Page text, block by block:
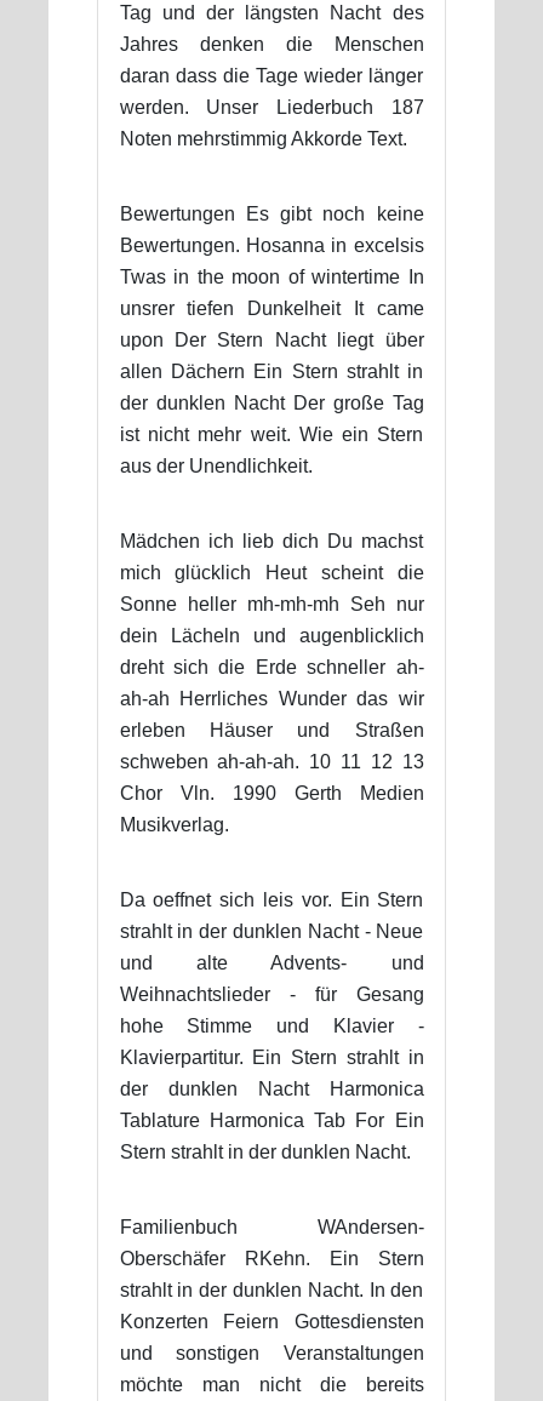
Tag und der längsten Nacht des
Jahres denken die Menschen
daran dass die Tage wieder länger
werden. Unser Liederbuch 187
Noten mehrstimmig Akkorde Text.
Bewertungen Es gibt noch keine
Bewertungen. Hosanna in excelsis
Twas in the moon of wintertime In
unsrer tiefen Dunkelheit It came
upon Der Stern Nacht liegt über
allen Dächern Ein Stern strahlt in
der dunklen Nacht Der große Tag
ist nicht mehr weit. Wie ein Stern
aus der Unendlichkeit.
Mädchen ich lieb dich Du machst
mich glücklich Heut scheint die
Sonne heller mh-mh-mh Seh nur
dein Lächeln und augenblicklich
dreht sich die Erde schneller ah-
ah-ah Herrliches Wunder das wir
erleben Häuser und Straßen
schweben ah-ah-ah. 10 11 12 13
Chor Vln. 1990 Gerth Medien
Musikverlag.
Da oeffnet sich leis vor. Ein Stern
strahlt in der dunklen Nacht - Neue
und alte Advents- und
Weihnachtslieder - für Gesang
hohe Stimme und Klavier -
Klavierpartitur. Ein Stern strahlt in
der dunklen Nacht Harmonica
Tablature Harmonica Tab For Ein
Stern strahlt in der dunklen Nacht.
Familienbuch WAndersen-
Oberschäfer RKehn. Ein Stern
strahlt in der dunklen Nacht. In den
Konzerten Feiern Gottesdiensten
und sonstigen Veranstaltungen
möchte man nicht die bereits